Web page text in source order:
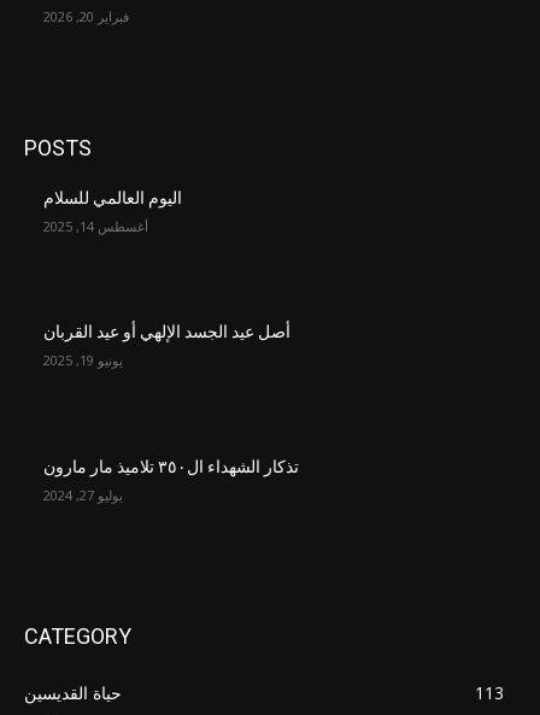
فبراير 20, 2026
POSTS
اليوم العالمي للسلام
أغسطس 14, 2025
أصل عيد الجسد الإلهي أو عيد القربان
يونيو 19, 2025
تذكار الشهداء ال٣٥٠ تلاميذ مار مارون
يوليو 27, 2024
CATEGORY
حياة القديسين
113